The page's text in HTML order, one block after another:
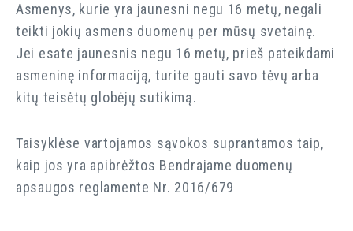
Asmenys, kurie yra jaunesni negu 16 metų, negali
teikti jokių asmens duomenų per mūsų svetainę.
Jei esate jaunesnis negu 16 metų, prieš pateikdami
asmeninę informaciją, turite gauti savo tėvų arba
kitų teisėtų globėjų sutikimą.
Taisyklėse vartojamos sąvokos suprantamos taip,
kaip jos yra apibrėžtos Bendrajame duomenų
apsaugos reglamente Nr. 2016/679